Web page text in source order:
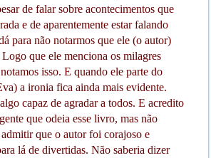
de falar sobre acontecimentos que
e de aparentemente estar falando
para não notarmos que ele (o autor)
que ele menciona os milagres
isso. E quando ele parte do
a ironia fica ainda mais evidente.
capaz de agradar a todos. E acredito
que odeia esse livro, mas não
que o autor foi corajoso e
lá de divertidas. Não saberia dizer